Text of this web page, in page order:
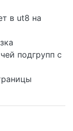
в ut8 на
подгрупп с